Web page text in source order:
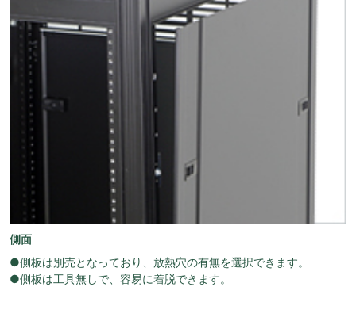
側面
●側板は別売となっており、放熱穴の有無を選択できます。
●側板は工具無しで、容易に着脱できます。